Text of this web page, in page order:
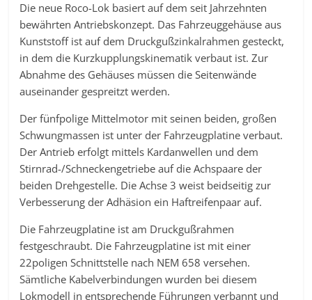
Die neue Roco-Lok basiert auf dem seit Jahrzehnten
bewährten Antriebskonzept. Das Fahrzeuggehäuse aus
Kunststoff ist auf dem Druckgußzinkalrahmen gesteckt,
in dem die Kurzkupplungskinematik verbaut ist. Zur
Abnahme des Gehäuses müssen die Seitenwände
auseinander gespreitzt werden.
Der fünfpolige Mittelmotor mit seinen beiden, großen
Schwungmassen ist unter der Fahrzeugplatine verbaut.
Der Antrieb erfolgt mittels Kardanwellen und dem
Stirnrad-/Schneckengetriebe auf die Achspaare der
beiden Drehgestelle. Die Achse 3 weist beidseitig zur
Verbesserung der Adhäsion ein Haftreifenpaar auf.
Die Fahrzeugplatine ist am Druckgußrahmen
festgeschraubt. Die Fahrzeugplatine ist mit einer
22poligen Schnittstelle nach NEM 658 versehen.
Sämtliche Kabelverbindungen wurden bei diesem
Lokmodell in entsprechende Führungen verbannt und